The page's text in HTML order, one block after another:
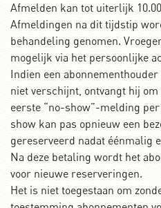
Afmelden kan tot uiterlijk
Afmeldingen na dit tijdstip
behandeling genomen.
mogelijk via het persoonlijke
Indien een
niet verschijnt, ontvangt hij
eerste “no-show”-melding
show kan pas opnieuw een
gereserveerd nadat éénmalig
Na deze betaling wordt het
voor nieuwe reserveringen.
Het is niet toegestaan om